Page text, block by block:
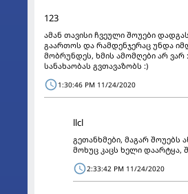
123
ამან თავისი ჩვეული შოუები
გაართოს და რამდენჯერაც უნდა
მობრუნდეს, ხმის ამომღები არ ვარ
სანახაობას გვთავაზობს :)
1:30:46 PM 11/24/2020
llcl
გეთანხმები, მაგარ შოუებს
მოხუც კაცს ხელი დაარტყა,
2:33:42 PM 11/24/2020